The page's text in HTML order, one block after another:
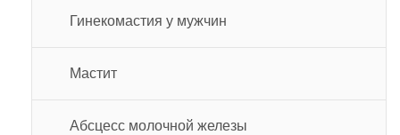
Гинекомастия у мужчин
Мастит
Абсцесс молочной железы